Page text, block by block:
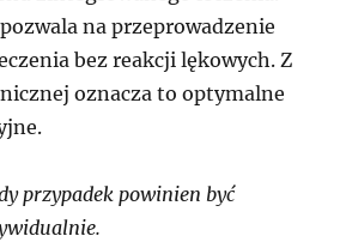
na przeprowadzenie
bez reakcji lękowych. Z
oznacza to optymalne
przypadek powinien być